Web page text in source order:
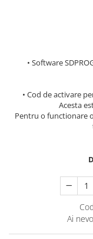
• Software
• Cod de activare
Acesta
Pentru o functionare
Ai